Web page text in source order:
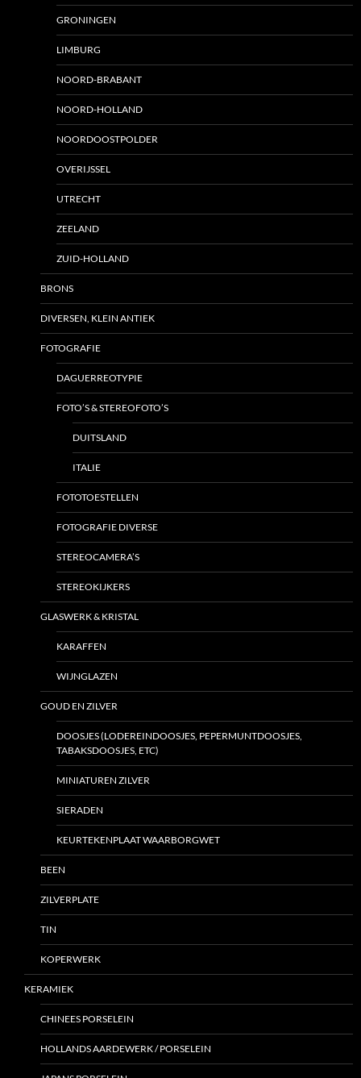
GRONINGEN
LIMBURG
NOORD-BRABANT
NOORD-HOLLAND
NOORDOOSTPOLDER
OVERIJSSEL
UTRECHT
ZEELAND
ZUID-HOLLAND
BRONS
DIVERSEN, KLEIN ANTIEK
FOTOGRAFIE
DAGUERREOTYPIE
FOTO’S & STEREOFOTO’S
DUITSLAND
ITALIE
FOTOTOESTELLEN
FOTOGRAFIE DIVERSE
STEREOCAMERA’S
STEREOKIJKERS
GLASWERK & KRISTAL
KARAFFEN
WIJNGLAZEN
GOUD EN ZILVER
DOOSJES (LODEREINDOOSJES, PEPERMUNTDOOSJES,
TABAKSDOOSJES, ETC)
MINIATUREN ZILVER
SIERADEN
KEURTEKENPLAAT WAARBORGWET
BEEN
ZILVERPLATE
TIN
KOPERWERK
KERAMIEK
CHINEES PORSELEIN
HOLLANDS AARDEWERK / PORSELEIN